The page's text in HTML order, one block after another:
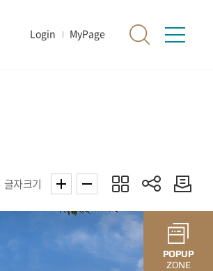
Login MyPage
POPUP
ZONE
글자크기